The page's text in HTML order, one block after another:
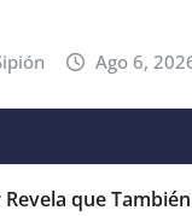
Ago 6,
que